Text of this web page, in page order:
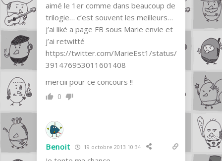
aimé le 1er comme dans beaucoup de
trilogie… c’est souvent les meilleurs…
j’ai liké a page FB sous Marie envie et
j’ai retwitté
https://twitter.com/MarieEst1/status/
391476953011601408
merciii pour ce concours !!
0
Benoit 19 octobre 2013 10:34